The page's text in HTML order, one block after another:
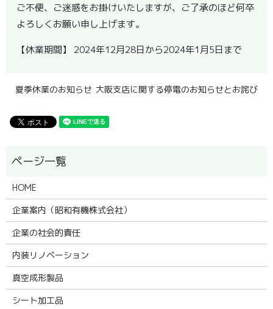
ご不便、ご迷惑をお掛けいたしますが、ご了承のほど何卒
よろしくお願い申し上げます。
【休業期間】 2024年12月28日から2024年1月5日まで
夏季休業のお知らせ 大阪支店に関する停電のお知らせとお詫び
HOME
企業案内（昭和有機株式会社）
企業の社会的責任
内装リノベーション
真空成形製品
シート加工品